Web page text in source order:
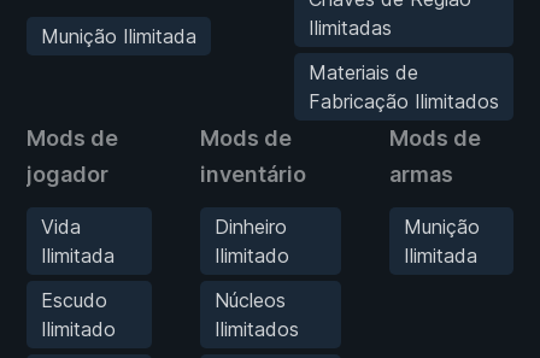
Munição Ilimitada
Ilimitadas
Materiais de
Fabricação Ilimitados
Mods de
jogador
Vida
Ilimitada
Escudo
Ilimitado
Mods de
inventário
Dinheiro
Ilimitado
Núcleos
Ilimitados
Mods de
armas
Munição
Ilimitada